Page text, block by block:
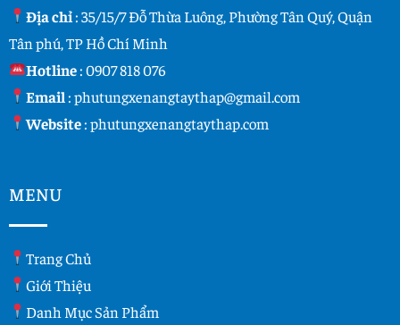
Địa chỉ: 35/15/7 Đỗ Thừa Luông, Phường Tân Quý, Quận
Tân phú, TP Hồ Chí Minh
Hotline:0907 818 076
Email :phutungxenangtaythap@gmail.com
Website:phutungxenangtaythap.com
MENU
Trang Chủ
Giới Thiệu
Danh Mục Sản Phẩm